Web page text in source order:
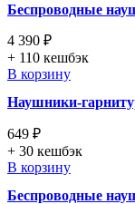
Беспроводные
4 390 ₽
+ 110 кешбэк
В корзину
Наушники-
649 ₽
+ 30 кешбэк
В корзину
Беспроводные